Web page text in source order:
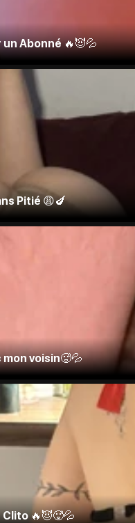
Abonné 🔥😈💦
Pitié 😩🍆
voisin🥵💦
🔥😈🥵💦